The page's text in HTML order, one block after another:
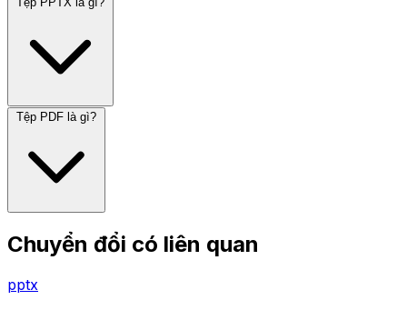
Tệp PDF là gì?
Chuyển đổi có liên quan
pptx